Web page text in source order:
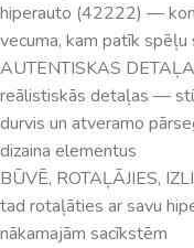
hiperauto (42222) —
vecuma, kam patīk spēļu
AUTENTISKAS
reālistiskās detaļas —
durvis un atveramo
dizaina elementus
BŪVĒ, ROTAĻĀJIES,
tad rotaļāties ar savu
nākamajām sacīkstēm